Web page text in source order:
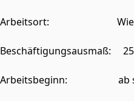
Arbeitsort: Wien –
Beschäftigungsausmaß:
Arbeitsbeginn: ab